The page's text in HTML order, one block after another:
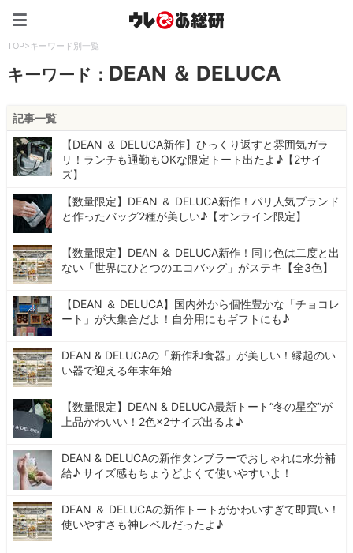
TOP>キーワード別一覧
キーワード： DEAN ＆ DELUCA
記事一覧
【DEAN ＆ DELUCA新作】ひっくり返すと雰囲気ガラ
リ！ランチも通勤もOKな限定トート出たよ♪【2サイ
ズ】
【数量限定】DEAN ＆ DELUCA新作！パリ人気ブランド
と作ったバッグ2種が美しい♪【オンライン限定】
【数量限定】DEAN ＆ DELUCA新作！同じ色は二度と出
ない「世界にひとつのエコバッグ」がステキ【全3色】
【DEAN ＆ DELUCA】国内外から個性豊かな「チョコレ
ート」が大集合だよ！自分用にもギフトにも♪
DEAN & DELUCAの「新作和食器」が美しい！縁起のい
い器で迎える年末年始
【数量限定】DEAN & DELUCA最新トート“冬の星空”が
上品かわいい！2色×2サイズ出るよ♪
DEAN & DELUCAの新作タンブラーでおしゃれに水分補
給♪ サイズ感もちょうどよくて使いやすいよ！
DEAN ＆ DELUCAの新作トートがかわいすぎて即買い！
使いやすさも神レベルだったよ♪